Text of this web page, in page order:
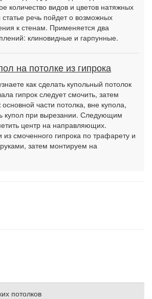
количество видов и цветов натяжных
статье речь пойдет о возможных
к стенам. Применяется два
клиновидные и гарпунные.
на потолке из гипрока
как сделать купольный потолок
гипрок следует смочить, затем
части потолка, вне купола,
купол при вырезании. Следующим
центр на направляющих.
смоченного гипрока по трафарету и
затем монтируем на
потолков